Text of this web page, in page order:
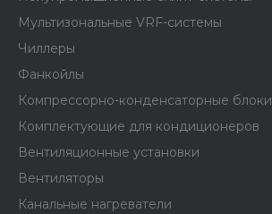
Мультизональные VRF-системы
Чиллеры
Фанкойлы
Компрессорно-конденсаторные блоки
Комплектующие для кондиционеров
Вентиляционные установки
Вентиляторы
Канальные нагреватели